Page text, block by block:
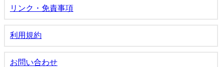
リンク・免責事項
利用規約
お問い合わせ